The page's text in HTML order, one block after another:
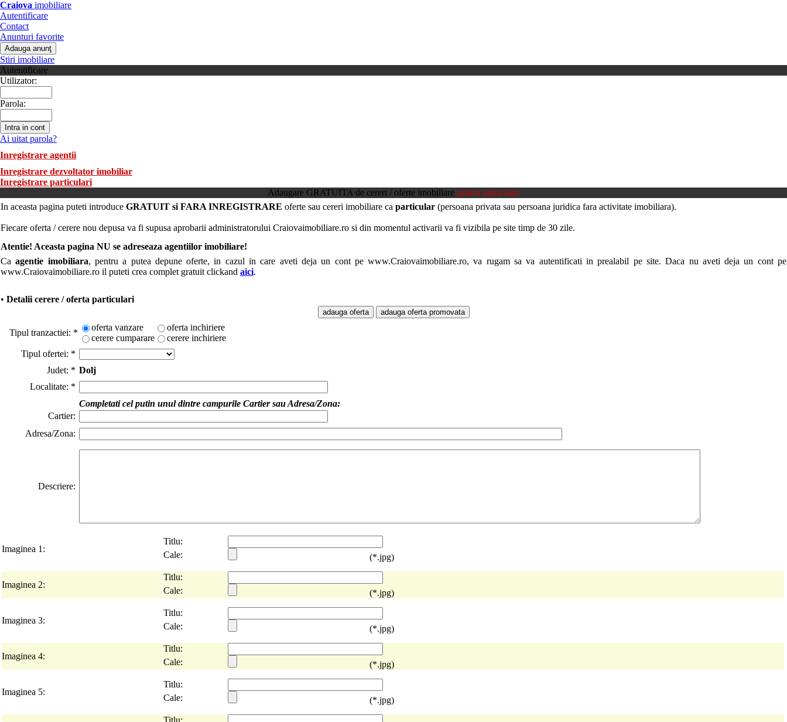
Craiova imobiliare
Autentificare
Contact
Anunturi favorite
Stiri imobiliare
Autentificare
Utilizator:
Parola:
Ai uitat parola?
Inregistrare agentii
Inregistrare dezvoltator imobiliar
Inregistrare particulari
Adaugare GRATUITA de cereri / oferte imobiliare pentru particulari
In aceasta pagina puteti introduce GRATUIT si FARA INREGISTRARE oferte sau cereri imobiliare ca particular (persoana privata sau persoana juridica fara activitate imobiliara).
Fiecare oferta / cerere nou depusa va fi supusa aprobarii administratorului Craiovaimobiliare.ro si din momentul activarii va fi vizibila pe site timp de 30 zile.
Atentie! Aceasta pagina NU se adreseaza agentiilor imobiliare!
Caagentie imobiliara, pentru a putea depune oferte, in cazul in care aveti deja un cont pe www.Craiovaimobiliare.ro, va rugam sa va autentificati in prealabil pe site. Daca nu aveti deja un cont pe
www.Craiovaimobiliare.ro il puteti crea complet gratuit clickand aici.
• Detalii cerere / oferta particulari
Tipul tranzactiei: *
oferta vanzare
oferta inchiriere
cerere cumparare
cerere inchiriere
Tipul ofertei: *
Judet: * Dolj
Localitate: *
Completati cel putin unul dintre campurile CartiersauAdresa/Zona:
Cartier:
Adresa/Zona:
Descriere:
Imaginea 1:
Titlu:
Cale:
(*.jpg)
Imaginea 2:
Titlu:
Cale:
(*.jpg)
Imaginea 3:
Titlu:
Cale:
(*.jpg)
Imaginea 4:
Titlu:
Cale:
(*.jpg)
Imaginea 5:
Titlu:
Cale:
(*.jpg)
Titlu: